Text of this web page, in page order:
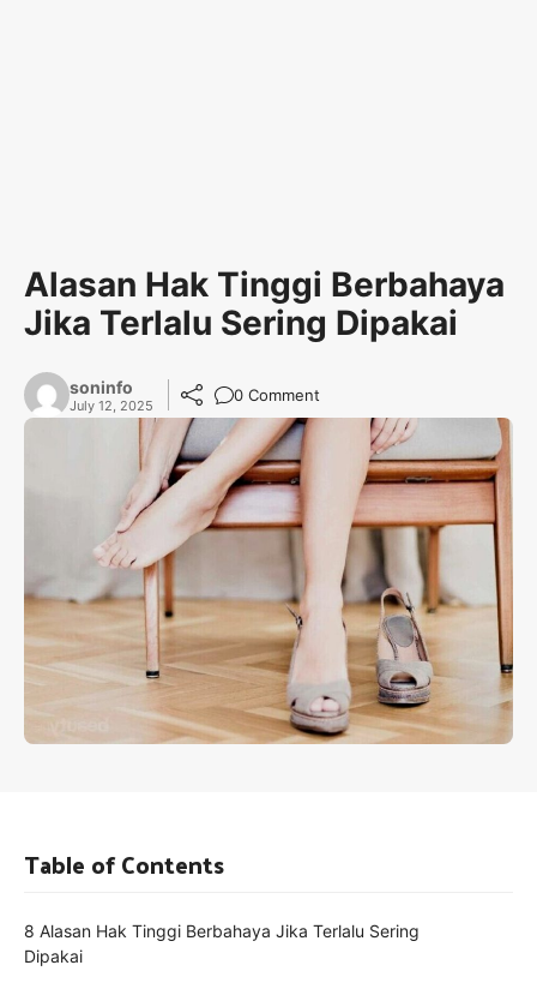
Alasan Hak Tinggi Berbahaya
Jika Terlalu Sering Dipakai
soninfo
July 12, 2025
0 Comment
Table of Contents
8 Alasan Hak Tinggi Berbahaya Jika Terlalu Sering
Dipakai